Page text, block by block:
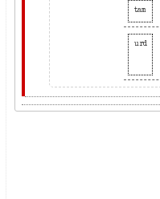
tam
urd